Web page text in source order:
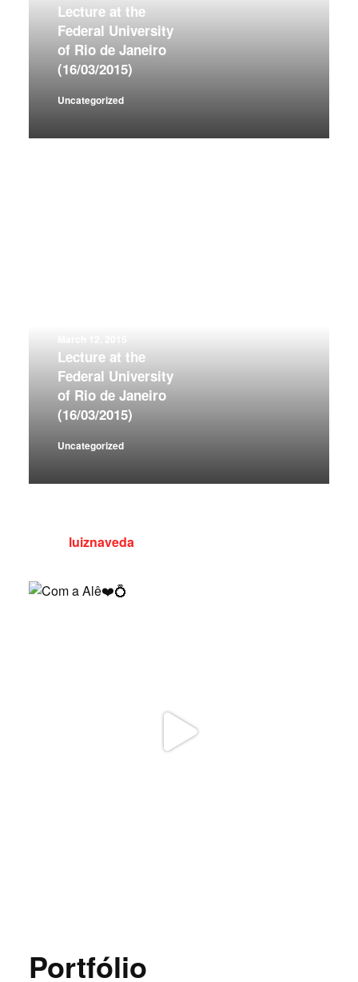
Lecture at the
Federal University
of Rio de Janeiro
(16/03/2015)
Uncategorized
Lecture at the
Federal University
of Rio de Janeiro
(16/03/2015)
Uncategorized
luiznaveda
Portfólio